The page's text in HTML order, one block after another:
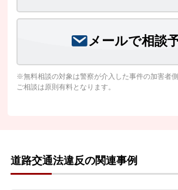
メールで相談
※無料相談の対象は警察が介入した事件の加害者
ご相談は原則有料となります。
道路交通法違反の関連事例